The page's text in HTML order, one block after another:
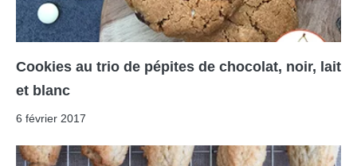
Cookies au trio de pépites de chocolat, noir, lait
et blanc
6 février 2017